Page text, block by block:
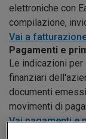
elettroniche con
compilazione,
Vai a
Pagamenti e
Le indicazioni
finanziari
documenti
movimenti di
Vai pagamenti e